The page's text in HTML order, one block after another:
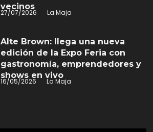
vecinos
27/07/2026 La Maja
Alte Brown: llega una nueva
edición de la Expo Feria con
gastronomía, emprendedores y
shows en vivo
16/05/2026 La Maja